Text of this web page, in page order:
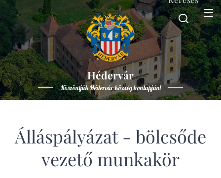
Hédervár
Köszöntjük Hédervár község honlapján!
Álláspályázat - bölcsőde
vezető munkakör